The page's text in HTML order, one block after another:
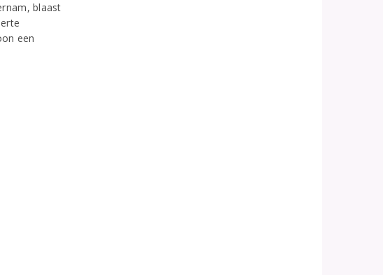
blaast
een